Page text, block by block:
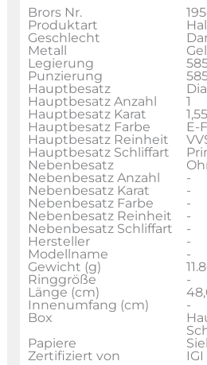
Brors Nr.
Produktart
Geschlecht
Metall
Legierung
Punzierung
Hauptbesatz
Hauptbesatz Anzahl
1
Hauptbesatz Karat
1,55
Hauptbesatz Farbe
E-F
Hauptbesatz Reinheit
Hauptbesatz Schliffart
Nebenbesatz
Nebenbesatz Anzahl
-
Nebenbesatz Karat
-
Nebenbesatz Farbe
-
Nebenbesatz Reinheit
-
Nebenbesatz Schliffart
-
Hersteller
-
Modellname
-
Gewicht (g)
Ringgröße
-
Länge (cm)
Innenumfang (cm)
-
Box
Papiere
Zertifiziert von
IGI